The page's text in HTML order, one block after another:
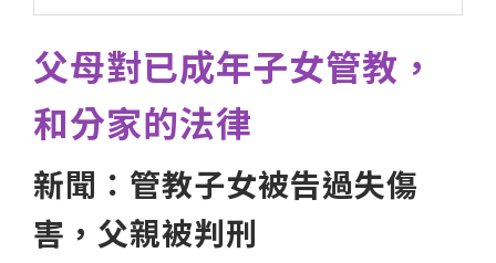
父母對已成年子女管教，
和分家的法律
新聞：管教子女被告過失傷
害，父親被判刑